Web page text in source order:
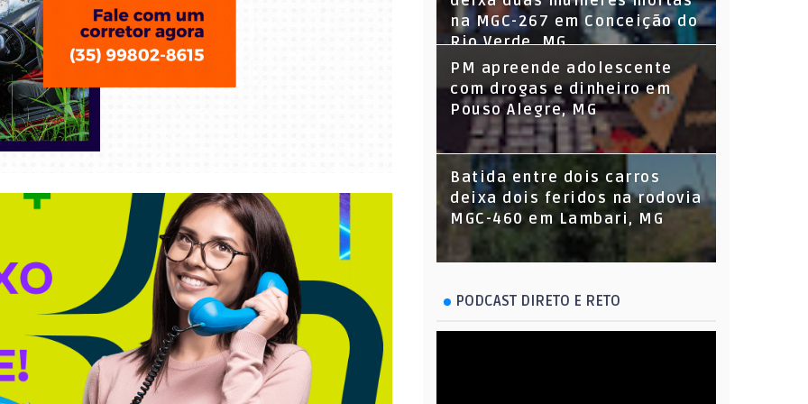
na MGC-267 em Conceição do
Rio Verde, MG
PM apreende adolescente
com drogas e dinheiro em
Pouso Alegre, MG
Batida entre dois carros
deixa dois feridos na rodovia
MGC-460 em Lambari, MG
PODCAST DIRETO E RETO